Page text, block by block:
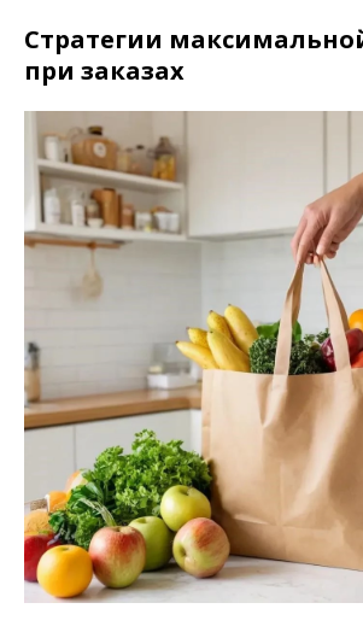
Стратегии
при заказах